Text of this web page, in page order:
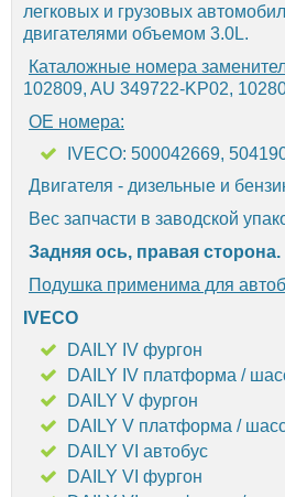
легковых и грузовых
двигателями объемом 3.0L.
Каталожные номера
102809, AU 349722-KP02,
OE номера:
IVECO: 500042669,
Двигателя - дизельные и
Вес запчасти в заводской
Задняя ось, правая сторона.
Подушка применима для
IVECO
DAILY IV фургон
DAILY IV платформа /
DAILY V фургон
DAILY V платформа /
DAILY VI автобус
DAILY VI фургон